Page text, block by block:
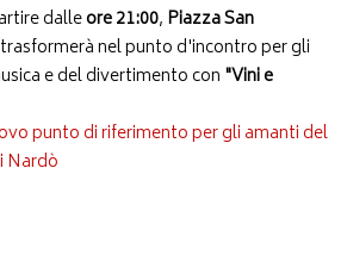
dalleore 21:00, Piazza San
nel punto d'incontro per gli
e del divertimento con "Vini e
punto di riferimento per gli amanti del
Nardò